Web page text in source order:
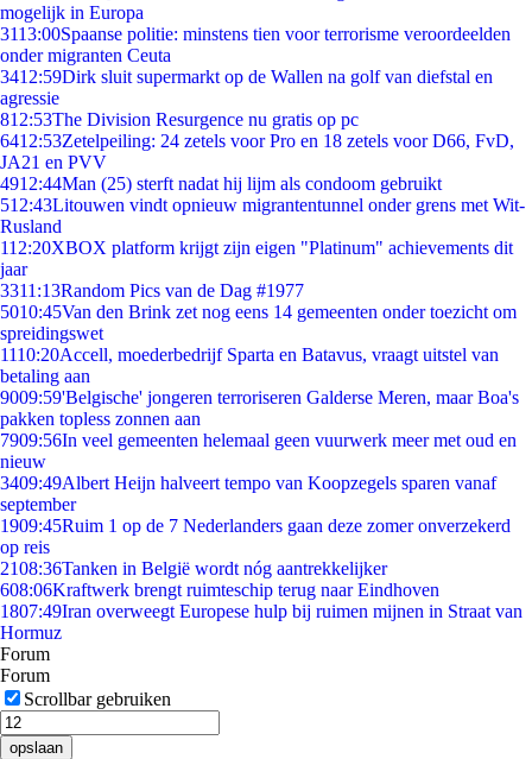
mogelijk in Europa
3113:00Spaanse politie: minstens tien voor terrorisme veroordeelden
onder migranten Ceuta
3412:59Dirk sluit supermarkt op de Wallen na golf van diefstal en
agressie
812:53The Division Resurgence nu gratis op pc
6412:53Zetelpeiling: 24 zetels voor Pro en 18 zetels voor D66, FvD,
JA21 en PVV
4912:44Man (25) sterft nadat hij lijm als condoom gebruikt
512:43Litouwen vindt opnieuw migrantentunnel onder grens met Wit-
Rusland
112:20XBOX platform krijgt zijn eigen "Platinum" achievements dit
jaar
3311:13Random Pics van de Dag #1977
5010:45Van den Brink zet nog eens 14 gemeenten onder toezicht om
spreidingswet
1110:20Accell, moederbedrijf Sparta en Batavus, vraagt uitstel van
betaling aan
9009:59'Belgische' jongeren terroriseren Galderse Meren, maar Boa's
pakken topless zonnen aan
7909:56In veel gemeenten helemaal geen vuurwerk meer met oud en
nieuw
3409:49Albert Heijn halveert tempo van Koopzegels sparen vanaf
september
1909:45Ruim 1 op de 7 Nederlanders gaan deze zomer onverzekerd
op reis
2108:36Tanken in België wordt nóg aantrekkelijker
608:06Kraftwerk brengt ruimteschip terug naar Eindhoven
1807:49Iran overweegt Europese hulp bij ruimen mijnen in Straat van
Hormuz
Forum
Forum
Scrollbar gebruiken
opslaan